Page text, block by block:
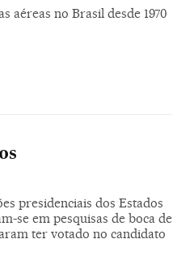
aéreas no Brasil desde 1970
presidenciais dos Estados
se em pesquisas de boca de
ter votado no candidato